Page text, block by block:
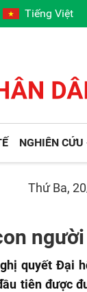
Tiếng Việt
NGHIÊN
Thứ Ba,
người
quyết Đại
tiên được